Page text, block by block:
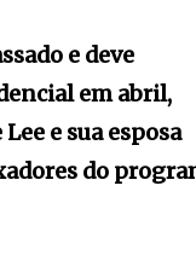
e deve
em abril,
e sua esposa
do